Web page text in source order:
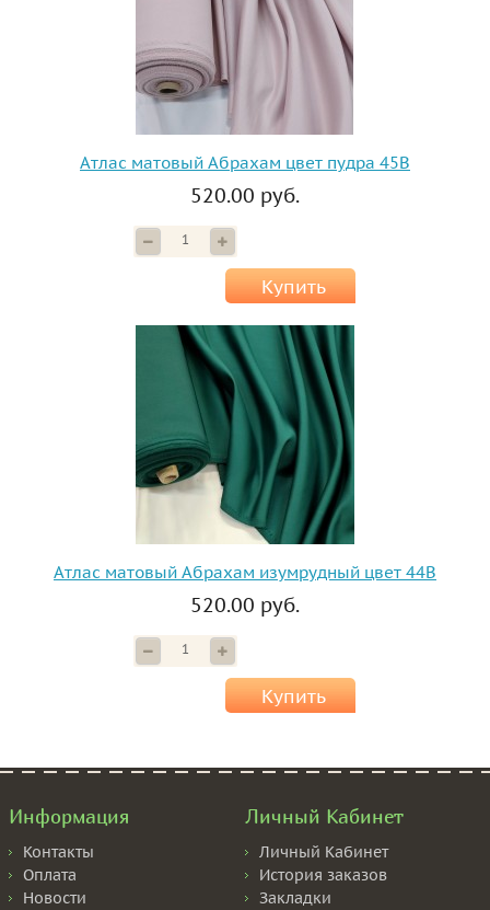
Атлас матовый Абрахам цвет пудра 45B
520.00 руб.
Купить
Атлас матовый Абрахам изумрудный цвет 44B
520.00 руб.
Купить
Информация
Контакты
Оплата
Новости
Личный Кабинет
Личный Кабинет
История заказов
Закладки